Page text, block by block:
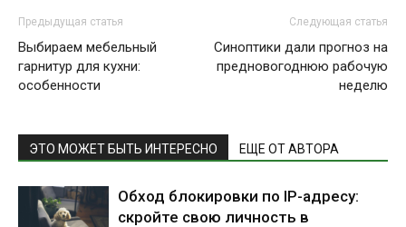
Предыдущая статья
Выбираем мебельный
гарнитур для кухни:
особенности
Следующая статья
Синоптики дали прогноз на
предновогоднюю рабочую
неделю
ЭТО МОЖЕТ БЫТЬ ИНТЕРЕСНО ЕЩЕ ОТ АВТОРА
Обход блокировки по IP-адресу:
скройте свою личность в